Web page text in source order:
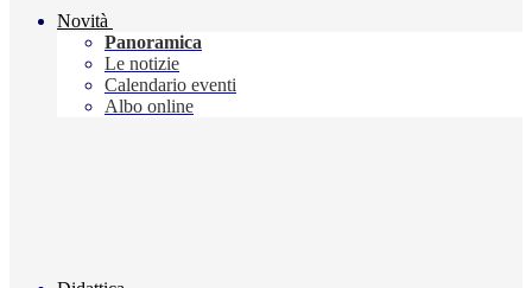
Novità
Panoramica
Le notizie
Calendario eventi
Albo online